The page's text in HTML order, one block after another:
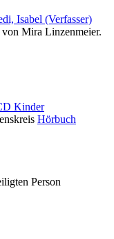
Isabel (Verfasser)
Mira Linzenmeier.
Kinder
Hörbuch
Person